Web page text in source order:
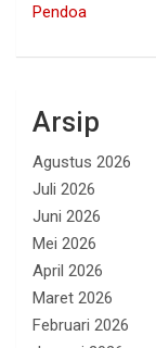
Pendoa
Arsip
Agustus 2026
Juli 2026
Juni 2026
Mei 2026
April 2026
Maret 2026
Februari 2026